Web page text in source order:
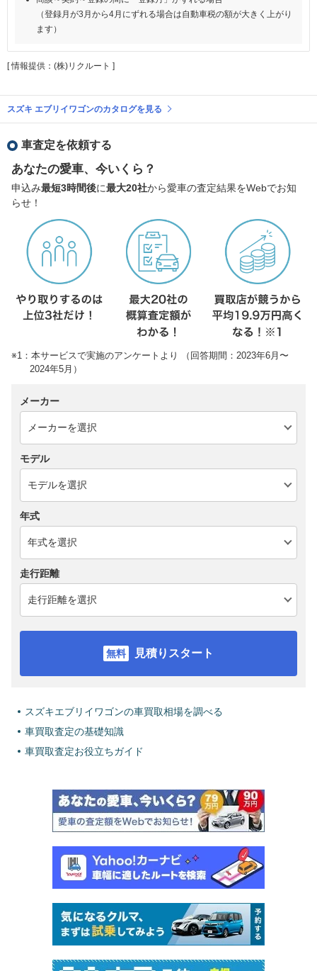
（登録月が3月から4月にずれる場合は自動車税の額が大きく上がり
ます）
[ 情報提供：(株)リクルート ]
スズキ エブリイワゴンのカタログを見る
車査定を依頼する
あなたの愛車、今いくら？
申込み最短3時間後に最大20社から愛車の査定結果をWebでお知
らせ！
※1：本サービスで実施のアンケートより （回答期間：2023年6月〜
2024年5月）
メーカー
モデル
年式
走行距離
見積りスタート
スズキエブリイワゴンの車買取相場を調べる
車買取査定の基礎知識
車買取査定お役立ちガイド